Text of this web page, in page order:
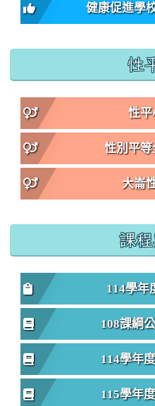
健康促進學
性
性平
性別平等
大崙
課
114學年
108課綱
114學年
115學年